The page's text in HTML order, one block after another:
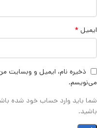
ایمیل *
ذخیره نام، ایمیل و وبسایت
می‌نویسم.
شما باید وارد حساب خود شده
باشید.